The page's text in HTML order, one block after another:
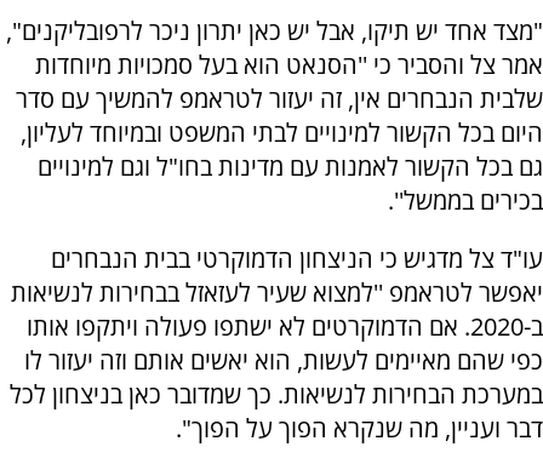
"מצד אחד יש תיקו, אבל יש כאן יתרון ניכר לרפובליקנים",
אמר צל והסביר כי ''הסנאט הוא בעל סמכויות מיוחדות
שלבית הנבחרים אין, זה יעזור לטראמפ להמשיך עם סדר
היום בכל הקשור למינויים לבתי המשפט ובמיוחד לעליון,
גם בכל הקשור לאמנות עם מדינות בחו"ל וגם למינויים
בכירים בממשל''.
עו"ד צל מדגיש כי הניצחון הדמוקרטי בבית הנבחרים
יאפשר לטראמפ ''למצוא שעיר לעזאזל בבחירות לנשיאות
ב-2020. אם הדמוקרטים לא ישתפו פעולה ויתקפו אותו
כפי שהם מאיימים לעשות, הוא יאשים אותם וזה יעזור לו
במערכת הבחירות לנשיאות. כך שמדובר כאן בניצחון לכל
דבר ועניין, מה שנקרא הפוך על הפוך".